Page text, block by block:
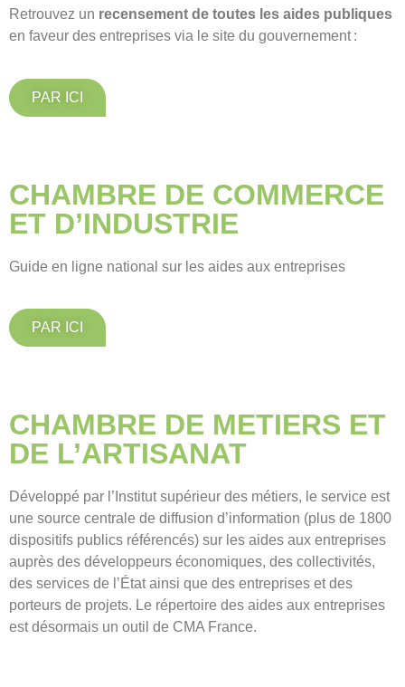
Retrouvez un recensement de toutes les aides publiques
en faveur des entreprises via le site du gouvernement :
PAR ICI
CHAMBRE DE COMMERCE
ET D’INDUSTRIE
Guide en ligne national sur les aides aux entreprises
PAR ICI
CHAMBRE DE METIERS ET
DE L’ARTISANAT
Développé par l’Institut supérieur des métiers, le service est
une source centrale de diffusion d’information (plus de 1800
dispositifs publics référencés) sur les aides aux entreprises
auprès des développeurs économiques, des collectivités,
des services de l’État ainsi que des entreprises et des
porteurs de projets. Le répertoire des aides aux entreprises
est désormais un outil de CMA France.